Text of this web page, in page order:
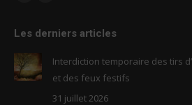
opens
in
new
opens
new
window
Les derniers articles
Interdiction temporaire des tirs
et des feux festifs
31 juillet 2026